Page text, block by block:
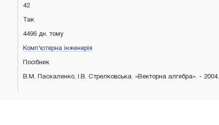
42
Так
4496 дн. тому
Комп'ютерна інженерія
Посібник
В.М. Паскаленко, І.В. Стрелковська. «Векторна алгебра». - 2004.